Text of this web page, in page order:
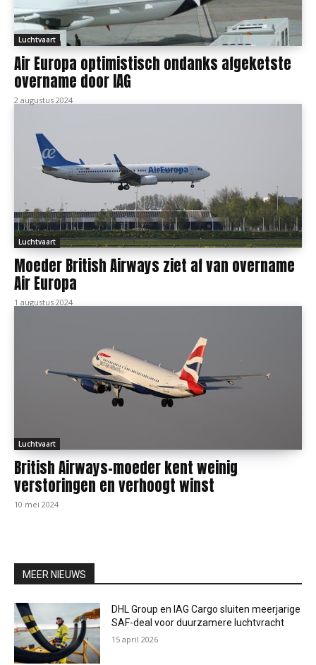
Luchtvaart
Air Europa optimistisch ondanks afgeketste
overname door IAG
2 augustus 2024
Luchtvaart
Moeder British Airways ziet af van overname
Air Europa
1 augustus 2024
Luchtvaart
British Airways-moeder kent weinig
verstoringen en verhoogt winst
10 mei 2024
MEER NIEUWS
DHL Group en IAG Cargo sluiten meerjarige
SAF-deal voor duurzamere luchtvracht
15 april 2026